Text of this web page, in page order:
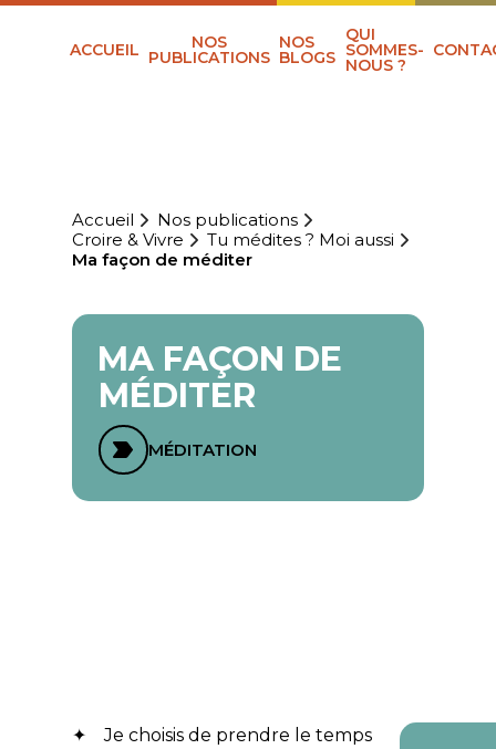
ACCUEIL NOS
PUBLICATIONS
NOS
BLOGS
QUI
SOMMES-
NOUS ?
Accueil
Nos publications
Croire & Vivre
Tu médites ? Moi aussi
Ma façon de méditer
MA FAÇON DE
MÉDITER
MÉDITATION
✦ Je choisis de prendre le temps